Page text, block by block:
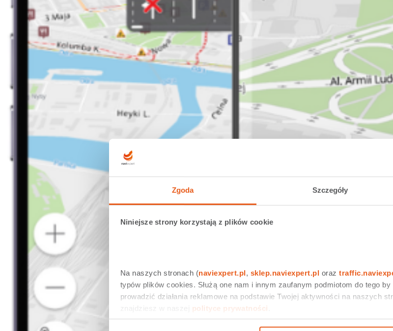
Zgoda Szczegóły
Niniejsze strony korzystają z plików cookie
Na naszych stronach (naviexpert.pl, sklep.naviexpert.pl oraz
typów plików cookies. Służą one nam i innym zaufanym podmiotom do tego
prowadzić działania reklamowe na podstawie Twojej aktywności na naszych
znajdziesz w naszej polityce prywatności